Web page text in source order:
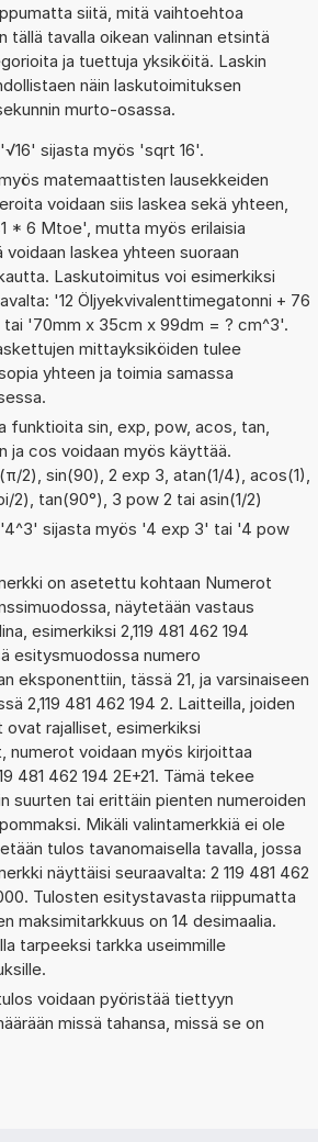
siitä, mitä vaihtoehtoa
tällä tavalla oikean valinnan etsintä
ja tuettuja yksiköitä. Laskin
näin laskutoimituksen
murto-osassa.
sijasta myös 'sqrt 16'.
matemaattisten lausekkeiden
voidaan siis laskea sekä yhteen,
* 6 Mtoe', mutta myös erilaisia
laskea yhteen suoraan
Laskutoimitus voi esimerkiksi
'12 Öljyekvivalenttimegatonni + 76
'70mm x 35cm x 99dm = ? cm^3'.
mittayksiköiden tulee
yhteen ja toimia samassa
funktioita sin, exp, pow, acos, tan,
ja cos voidaan myös käyttää.
2), sin(90), 2 exp 3, atan(1/4), acos(1),
2), tan(90°), 3 pow 2 tai asin(1/2)
sijasta myös '4 exp 3' tai '4 pow
on asetettu kohtaan Numerot
näytetään vastaus
esimerkiksi 2,119 481 462 194
esitysmuodossa numero
eksponenttiin, tässä 21, ja varsinaiseen
2,119 481 462 194 2. Laitteilla, joiden
ovat rajalliset, esimerkiksi
numerot voidaan myös kirjoittaa
481 462 194 2E+21. Tämä tekee
suurten tai erittäin pienten numeroiden
Mikäli valintamerkkiä ei ole
tulos tavanomaisella tavalla, jossa
näyttäisi seuraavalta: 2 119 481 462
Tulosten esitystavasta riippumatta
maksimitarkkuus on 14 desimaalia.
tarpeeksi tarkka useimmille
voidaan pyöristää tiettyyn
missä tahansa, missä se on